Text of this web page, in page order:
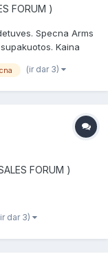
FORUM )
Specna Arms
Kaina
(ir dar 3)
FORUM )
dar 3)